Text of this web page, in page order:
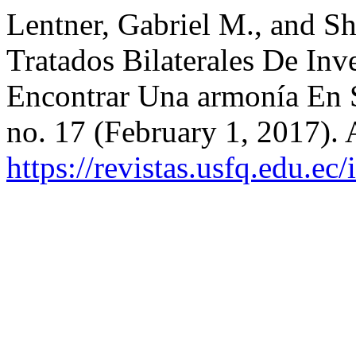
Lentner, Gabriel M., and
Tratados Bilaterales De
Encontrar Una armonía
no. 17 (February 1, 2017).
https://